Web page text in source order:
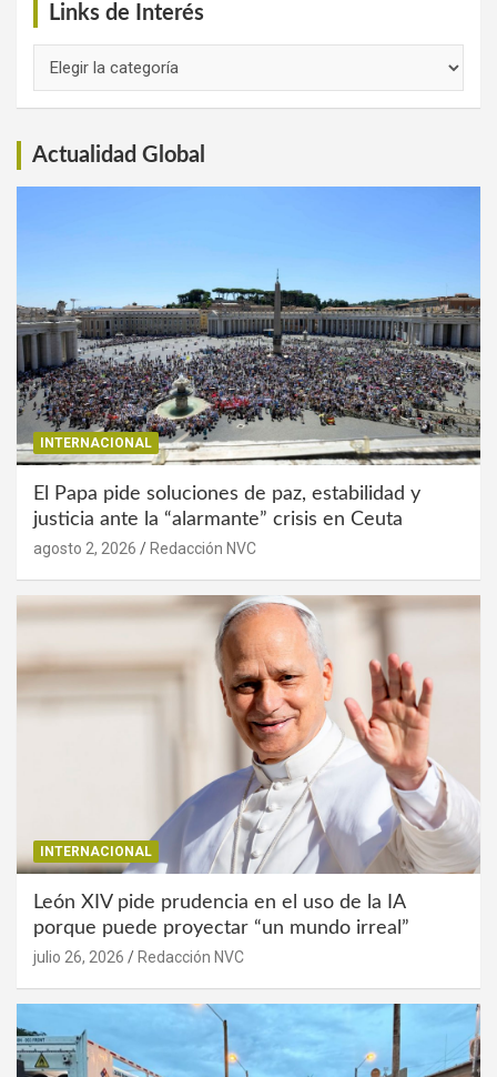
Links de Interés
Actualidad Global
INTERNACIONAL
El Papa pide soluciones de paz, estabilidad y
justicia ante la “alarmante” crisis en Ceuta
agosto 2, 2026 Redacción NVC
INTERNACIONAL
León XIV pide prudencia en el uso de la IA
porque puede proyectar “un mundo irreal”
julio 26, 2026 Redacción NVC